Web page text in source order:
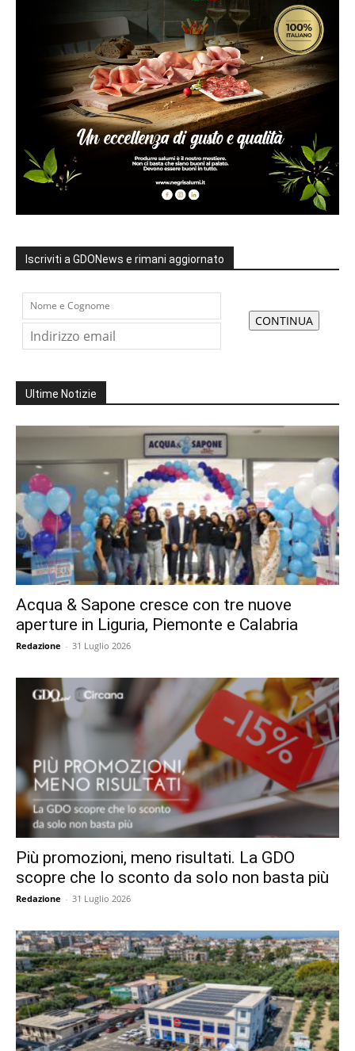
Iscriviti a GDONews e rimani aggiornato
Ultime Notizie
Acqua & Sapone cresce con tre nuove
aperture in Liguria, Piemonte e Calabria
Redazione - 31 Luglio 2026
Più promozioni, meno risultati. La GDO
scopre che lo sconto da solo non basta più
Redazione - 31 Luglio 2026